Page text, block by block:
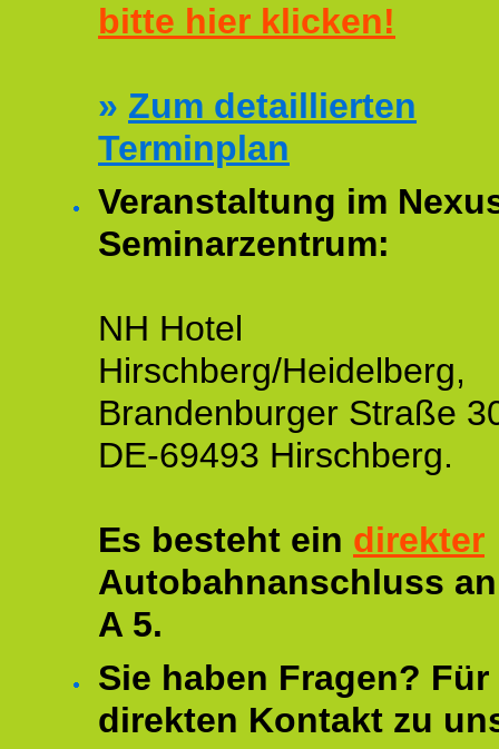
bitte hier klicken!
» Zum detaillierten
Terminplan
Veranstaltung im
Seminarzentrum:
NH Hotel
Hirschberg/Heidelberg,
Brandenburger Straße
DE-69493 Hirschberg.
Es besteht ein direkter
Autobahnanschluss
A 5.
Sie haben Fragen?
direkten Kontakt zu